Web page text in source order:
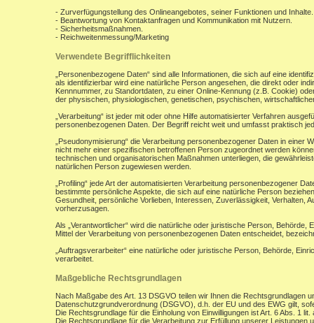
- Zurverfügungstellung des Onlineangebotes, seiner Funktionen und Inhalte.
- Beantwortung von Kontaktanfragen und Kommunikation mit Nutzern.
- Sicherheitsmaßnahmen.
- Reichweitenmessung/Marketing
Verwendete Begrifflichkeiten
„Personenbezogene Daten“ sind alle Informationen, die sich auf eine
als identifizierbar wird eine natürliche Person angesehen, die direkt oder
Kennnummer, zu Standortdaten, zu einer Online-Kennung (z.B. Cookie)
der physischen, physiologischen, genetischen, psychischen,
„Verarbeitung“ ist jeder mit oder ohne Hilfe automatisierter Verfahren
personenbezogenen Daten. Der Begriff reicht weit und umfasst praktisch
„Pseudonymisierung“ die Verarbeitung personenbezogener Daten in
nicht mehr einer spezifischen betroffenen Person zugeordnet werden
technischen und organisatorischen Maßnahmen unterliegen, die
natürlichen Person zugewiesen werden.
„Profiling“ jede Art der automatisierten Verarbeitung personenbezogener
bestimmte persönliche Aspekte, die sich auf eine natürliche Person
Gesundheit, persönliche Vorlieben, Interessen, Zuverlässigkeit, Verhalten,
vorherzusagen.
Als „Verantwortlicher“ wird die natürliche oder juristische Person,
Mittel der Verarbeitung von personenbezogenen Daten entscheidet,
„Auftragsverarbeiter“ eine natürliche oder juristische Person, Behörde,
verarbeitet.
Maßgebliche Rechtsgrundlagen
Nach Maßgabe des Art. 13 DSGVO teilen wir Ihnen die
Datenschutzgrundverordnung (DSGVO), d.h. der EU und des EWG gilt,
Die Rechtsgrundlage für die Einholung von Einwilligungen ist Art. 6 Abs. 1
Die Rechtsgrundlage für die Verarbeitung zur Erfüllung unserer